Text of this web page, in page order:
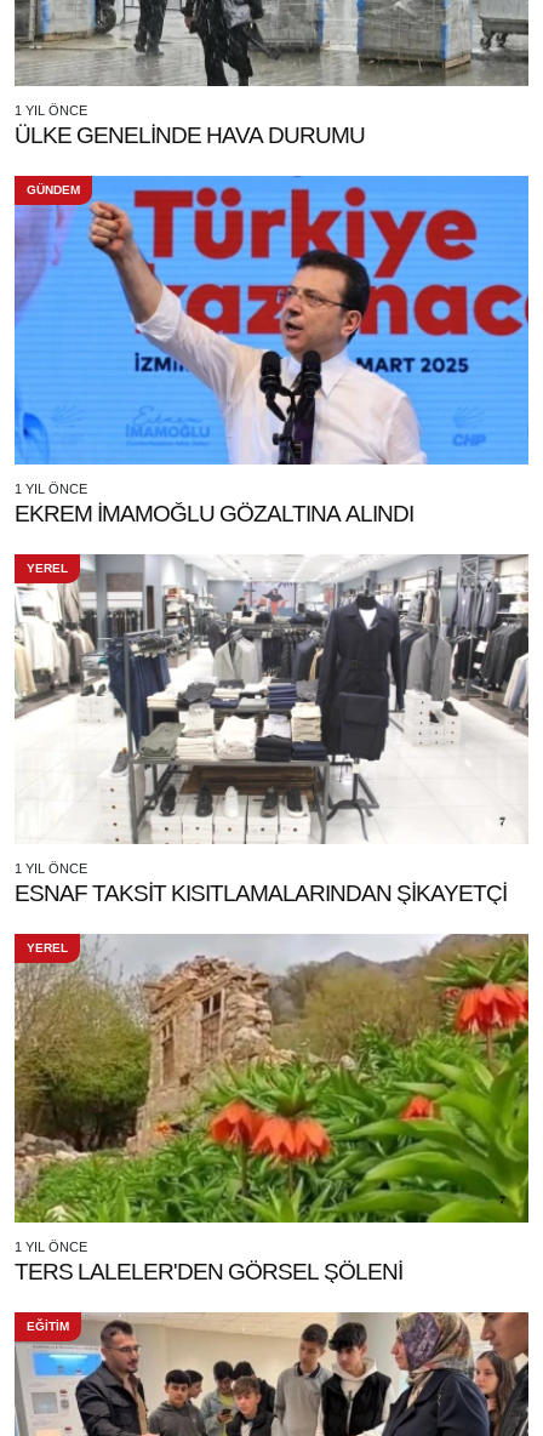
1 YIL ÖNCE
ÜLKE GENELİNDE HAVA DURUMU
GÜNDEM
1 YIL ÖNCE
EKREM İMAMOĞLU GÖZALTINA ALINDI
YEREL
1 YIL ÖNCE
ESNAF TAKSİT KISITLAMALARINDAN ŞİKAYETÇİ
YEREL
1 YIL ÖNCE
TERS LALELER'DEN GÖRSEL ŞÖLENİ
EĞİTİM